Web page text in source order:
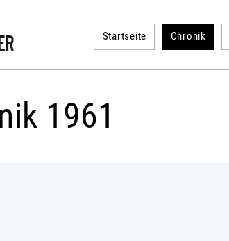
Startseite Chronik
1961